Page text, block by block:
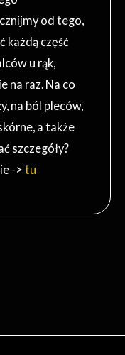
od tego,
każdą część
u rąk,
na raz. Na co
na ból pleców,
a także
szczegóły?
-> tu